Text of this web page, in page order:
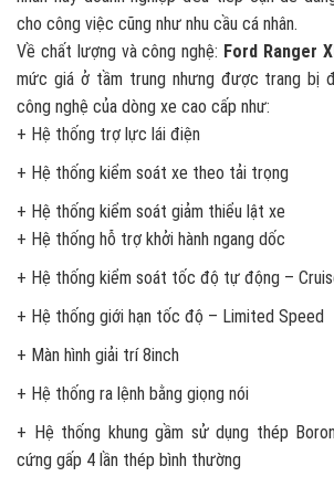
cho công việc cũng như nhu cầu cá nhân.
Về chất lượng và công nghệ: Ford Ranger
mức giá ở tầm trung nhưng được trang bị
công nghệ của dòng xe cao cấp như:
+ Hệ thống trợ lực lái điện
+ Hệ thống kiểm soát xe theo tải trọng
+ Hệ thống kiểm soát giảm thiểu lật xe
+ Hệ thống hỗ trợ khởi hành ngang dốc
+ Hệ thống kiểm soát tốc độ tự động –
+ Hệ thống giới hạn tốc độ – Limited Speed
+ Màn hình giải trí 8inch
+ Hệ thống ra lệnh bằng giọng nói
+ Hệ thống khung gầm sử dụng thép
cứng gấp 4 lần thép bình thường